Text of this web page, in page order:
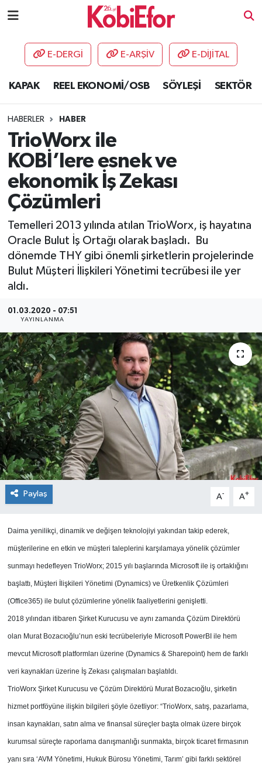
E-DERGİ E-ARŞİV E-DİJİTAL
KAPAK REEL EKONOMİ/OSB SÖYLEŞİ SEKTÖR
HABERLER HABER
TrioWorx ile
KOBİ’lere esnek ve
ekonomik İş Zekası
Çözümleri
Temelleri 2013 yılında atılan TrioWorx, iş hayatına
Oracle Bulut İş Ortağı olarak başladı. Bu
dönemde THY gibi önemli şirketlerin projelerinde
Bulut Müşteri İlişkileri Yönetimi tecrübesi ile yer
aldı.
01.03.2020 - 07:51
YAYINLANMA
Paylaş A- A+
Daima yenilikçi, dinamik ve değişen teknolojiyi yakından takip ederek,
müşterilerine en etkin ve müşteri taleplerini karşılamaya yönelik çözümler
sunmayı hedefleyen TrioWorx; 2015 yılı başlarında Microsoft ile iş ortaklığını
başlattı, Müşteri İlişkileri Yönetimi (Dynamics) ve Üretkenlik Çözümleri
(Office365) ile bulut çözümlerine yönelik faaliyetlerini genişletti.
2018 yılından itibaren Şirket Kurucusu ve aynı zamanda Çözüm Direktörü
olan Murat Bozacıoğlu’nun eski tecrübeleriyle Microsoft PowerBI ile hem
mevcut Microsoft platformları üzerine (Dynamics & Sharepoint) hem de farklı
veri kaynakları üzerine İş Zekası çalışmaları başlatıldı.
TrioWorx Şirket Kurucusu ve Çözüm Direktörü Murat Bozacıoğlu, şirketin
hizmet portföyüne ilişkin bilgileri şöyle özetliyor: “TrioWorx, satış, pazarlama,
insan kaynakları, satın alma ve finansal süreçler başta olmak üzere birçok
kurumsal süreçte raporlama danışmanlığı sunmakta, birçok ticaret firmasının
yanı sıra ‘AVM Yönetimi, Hukuk Bürosu Yönetimi, Tarım’ gibi farklı sektörel
AKADEMİ
DESTEK-TEŞVİK
ETKİNLİK
GÜNCEL
HABERLER
KAPAK
OSB
ŞİRKET PANO
SÖYLEŞİ
ÜLKE
YAŞAM